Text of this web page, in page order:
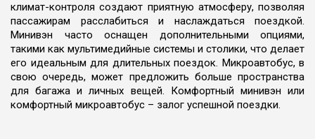
климат-контроля создают приятную атмосферу, позволяя
пассажирам расслабиться и наслаждаться поездкой.
Минивэн часто оснащен дополнительными опциями,
такими как мультимедийные системы и столики, что делает
его идеальным для длительных поездок. Микроавтобус, в
свою очередь, может предложить больше пространства
для багажа и личных вещей. Комфортный минивэн или
комфортный микроавтобус – залог успешной поездки.